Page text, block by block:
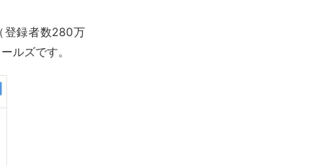
登録者数280万
ルズです。